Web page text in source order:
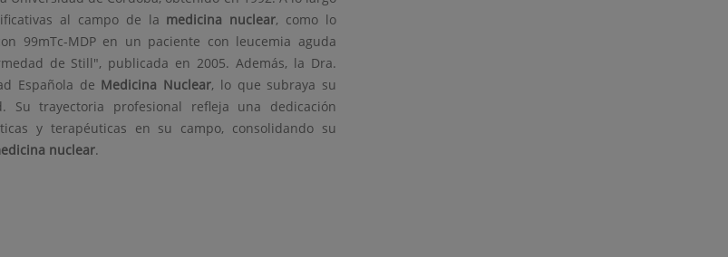
al campo de la medicina nuclear, como lo
99mTc-MDP en un paciente con leucemia aguda
de Still", publicada en 2005. Además, la Dra.
Española de Medicina Nuclear, lo que subraya su
Su trayectoria profesional refleja una dedicación
y terapéuticas en su campo, consolidando su
nuclear.